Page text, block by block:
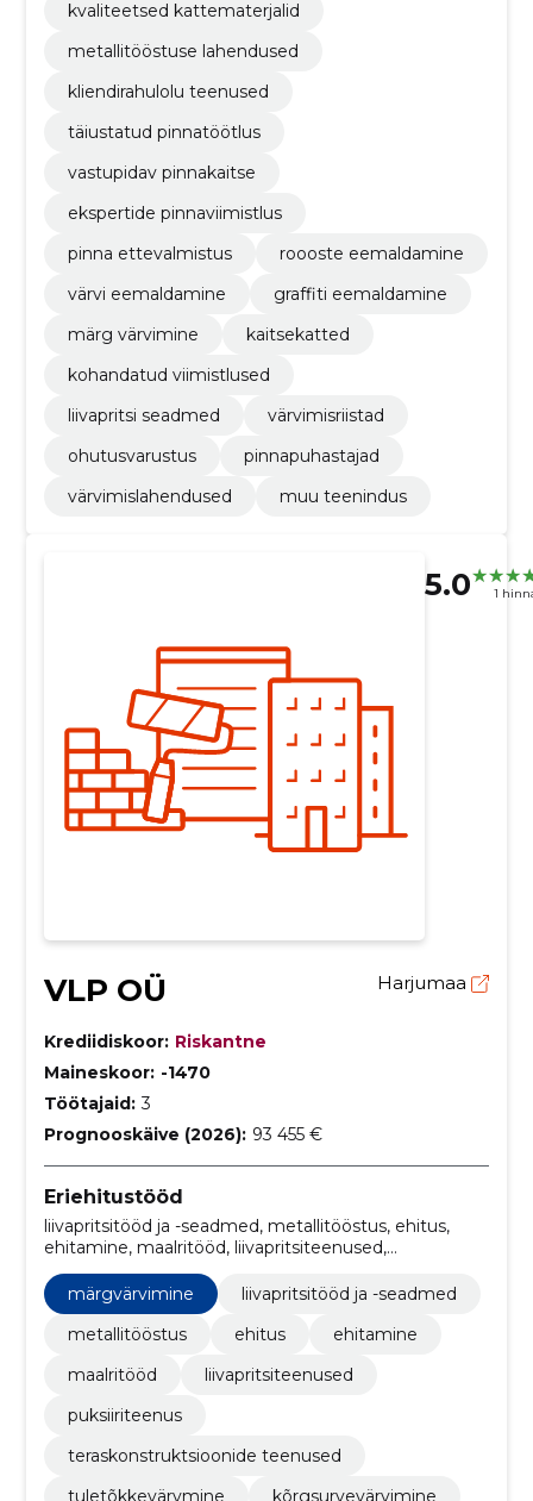
kvaliteetsed kattematerjalid
metallitööstuse lahendused
kliendirahulolu teenused
täiustatud pinnatöötlus
vastupidav pinnakaitse
ekspertide pinnaviimistlus
pinna ettevalmistus
roooste eemaldamine
värvi eemaldamine
graffiti eemaldamine
märg värvimine
kaitsekatted
kohandatud viimistlused
liivapritsi seadmed
värvimisriistad
ohutusvarustus
pinnapuhastajad
värvimislahendused
muu teenindus
5.0 1
VLP OÜ Harjumaa
Krediidiskoor: Riskantne
Maineskoor: -1470
Töötajaid: 3
Prognooskäive (2026): 93 455 €
Eriehitustööd
liivapritsitööd ja -seadmed, metallitööstus, ehitus,
ehitamine, maalritööd, liivapritsiteenused,
tuletõkkevärvmine, kõrgsurvevärvimine
märgvärvimine
liivapritsitööd ja -seadmed
metallitööstus
ehitus
ehitamine
maalritööd
liivapritsiteenused
puksiiriteenus
teraskonstruktsioonide teenused
tuletõkkevärvmine
kõrgsurvevärvimine